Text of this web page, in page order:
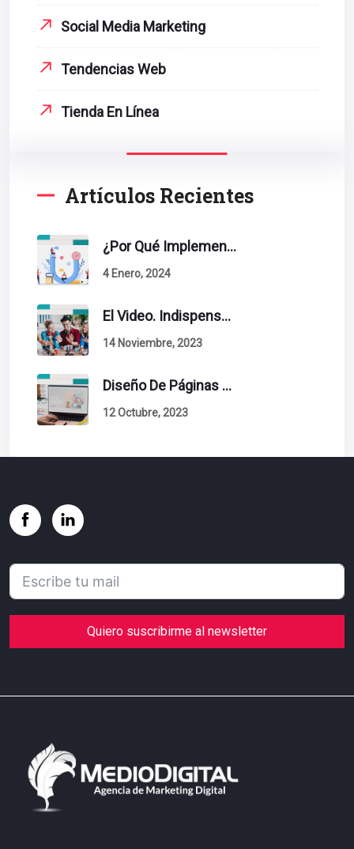
Social Media Marketing
Tendencias Web
Tienda En Línea
Artículos Recientes
¿Por Qué Implementar La Metodología Inbound Marketing En Tu Empresa?
4 Enero, 2024
El Video. Indispensable En Tu Estrategia De Contenidos.
14 Noviembre, 2023
Diseño De Páginas Web. Esto Debe Tener Un Sitio Exitoso.
12 Octubre, 2023
Quiero suscribirme al newsletter